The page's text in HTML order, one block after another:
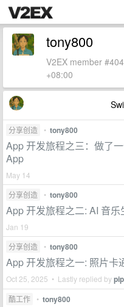
tony800
V2EX member
+08:00
分享创造 • tony800
App 开发旅程之三：做了
App
May 14
分享创造
• tony800
App 开发旅程之二: AI 音
Jan 19
分享创造
• tony800
App 开发旅程之一: 照片卡
Oct 25, 2025 • Lastly replied by
酷工作 • tony800